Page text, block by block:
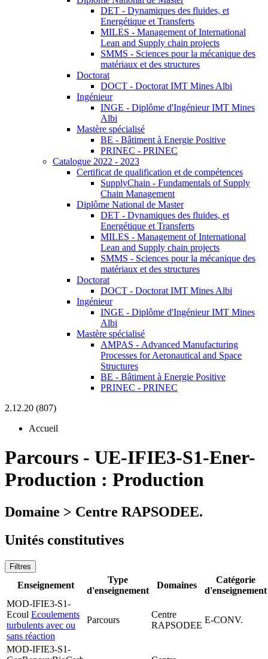
DET - Dynamiques des fluides, et
Energétique et Transferts
MILES - Management of International
Lean and Supply chain projects
SMMS - Sciences pour la mécanique des
matériaux et des structures
Doctorat
DOCT - Doctorat IMT Mines Albi
Ingénieur
INGE - Diplôme d'Ingénieur IMT Mines
Albi
Mastère spécialisé
BE - Bâtiment à Energie Positive
PRINEC - PRINEC
Catalogue 2022 - 2023
Certificat de qualification et de compétences
SupplyChain - Fundamentals of Supply
Chain Management
Diplôme National de Master
DET - Dynamiques des fluides, et
Energétique et Transferts
MILES - Management of International
Lean and Supply chain projects
SMMS - Sciences pour la mécanique des
matériaux et des structures
Doctorat
DOCT - Doctorat IMT Mines Albi
Ingénieur
INGE - Diplôme d'Ingénieur IMT Mines
Albi
Mastère spécialisé
AMPAS - Advanced Manufacturing
Processes for Aeronautical and Space
Structures
BE - Bâtiment à Energie Positive
PRINEC - PRINEC
2.12.20 (807)
Accueil
Parcours - UE-IFIE3-S1-Ener-
Production : Production
Domaine > Centre RAPSODEE.
Unités constitutives
Filtres
Enseignement
Type
d'enseignement
Domaines
Catégorie
d'enseignement
MOD-IFIE3-S1-
Ecoul Ecoulements
turbulents avec ou
sans réaction
Parcours
Centre
RAPSODEE
E-CONV.
MOD-IFIE3-S1-